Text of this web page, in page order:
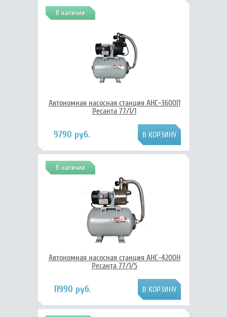
В наличии
Автономная насосная станция АНС-3600П
Ресанта 77/1/1
9790 руб.
В наличии
Автономная насосная станция АНС-4200Н
Ресанта 77/1/5
11990 руб.